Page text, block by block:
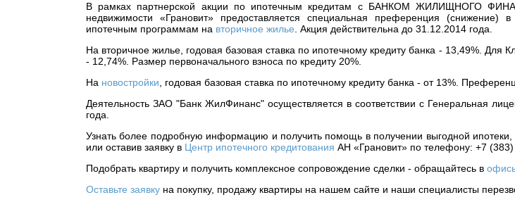
В рамках партнерской акции по ипотечным кредитам с БАНКОМ ЖИЛИЩНОГО
недвижимости «Грановит» предоставляется специальная преференция
ипотечным программам на вторичное жилье. Акция действительна до 31.12.2014 года.
На вторичное жилье, годовая базовая ставка по ипотечному кредиту банка - 13,49%. Для
- 12,74%. Размер первоначального взноса по кредиту 20%.
На новостройки, годовая базовая ставка по ипотечному кредиту банка - от 13%.
Деятельность ЗАО "Банк ЖилФинанс" осуществляется в соответствии с Генеральная
года.
Узнать более подробную информацию и получить помощь в получении выгодной
или оставив заявку в Центр ипотечного кредитования АН «Грановит» по телефону: +7
Подобрать квартиру и получить комплексное сопровождение сделки - обращайтесь в
Оставьте заявку на покупку, продажу квартиры на нашем сайте и наши специалисты